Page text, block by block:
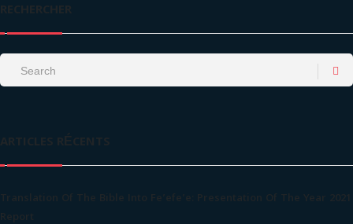
RECHERCHER
ARTICLES RÉCENTS
Translation Of The Bible Into Fe’efe’e: Presentation Of The Year 2021
Report